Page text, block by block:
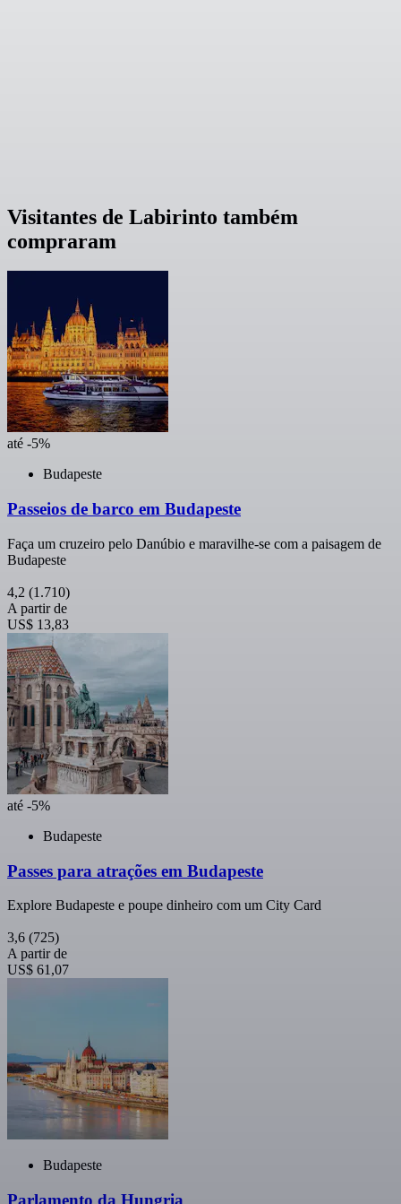
Visitantes de Labirinto também
compraram
até -5%
Budapeste
Passeios de barco em Budapeste
Faça um cruzeiro pelo Danúbio e maravilhe-se com a paisagem de
Budapeste
4,2 (1.710)
A partir de
US$ 13,83
até -5%
Budapeste
Passes para atrações em Budapeste
Explore Budapeste e poupe dinheiro com um City Card
3,6 (725)
A partir de
US$ 61,07
Budapeste
Parlamento da Hungria